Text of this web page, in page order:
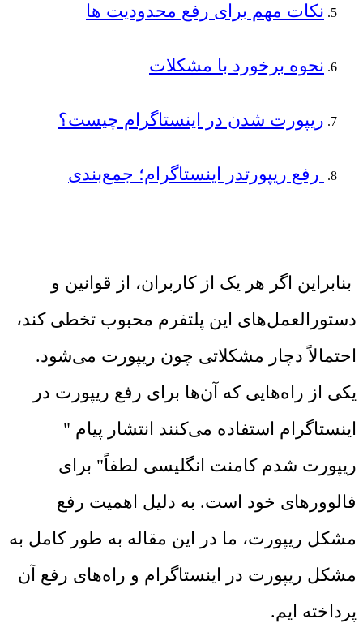
نکات مهم برای رفع محدودیت ‌ها
نحوه برخورد با مشکلات
ریپورت شدن در اینستاگرام چیست؟
رفع ریپورتدر اینستاگرام؛ جمع‌بندی
بنابراین اگر هر یک از کاربران، از قوانین و
دستورالعمل‌های این پلتفرم محبوب تخطی کند،
احتمالاً دچار مشکلاتی چون ریپورت می‌شود.
یکی از راه‌هایی که آن‌ها برای رفع ریپورت در
اینستاگرام استفاده می‌کنند انتشار پیام "
ریپورت شدم کامنت انگلیسی لطفاً" برای
فالوورهای خود است. به دلیل اهمیت رفع
مشکل ریپورت، ما در این مقاله به طور کامل به
مشکل ریپورت در اینستاگرام و راه‌های رفع آن
پرداخته ایم.